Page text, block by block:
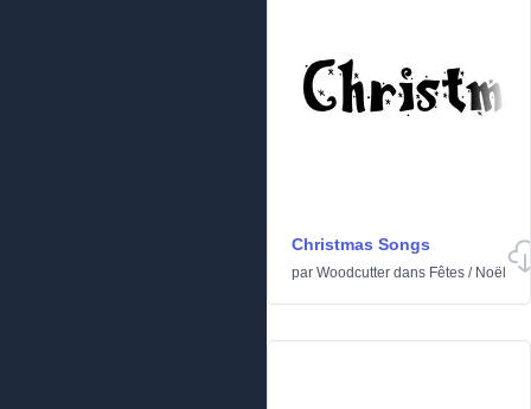
Christmas Songs
par Woodcutter dans Fêtes / Noël